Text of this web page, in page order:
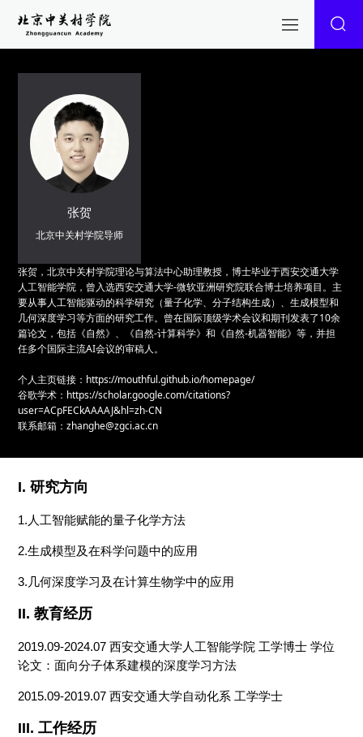
张贺
北京中关村学院导师
张贺，北京中关村学院理论与算法中心助理教授，博士毕业于西安交通大学
人工智能学院，曾入选西安交通大学-微软亚洲研究院联合博士培养项目。主
要从事人工智能驱动的科学研究（量子化学、分子结构生成）、生成模型和
几何深度学习等方面的研究工作。曾在国际顶级学术会议和期刊发表了10余
篇论文，包括《自然》、《自然-计算科学》和《自然-机器智能》等，并担
任多个国际主流AI会议的审稿人。
个人主页链接：https://mouthful.github.io/homepage/
谷歌学术：https://scholar.google.com/citations?
user=ACpFECkAAAAJ&hl=zh-CN
联系邮箱：zhanghe@zgci.ac.cn
I.研究方向
1. 人工智能赋能的量子化学方法
2.生成模型及在科学问题中的应用
3. 几何深度学习及在计算生物学中的应用
II.教育经历
2019.09-2024.07西安交通大学人工智能学院 工学博士 学位
论文：面向分子体系建模的深度学习方法
2015.09-2019.07西安交通大学自动化系 工学学士
III.工作经历